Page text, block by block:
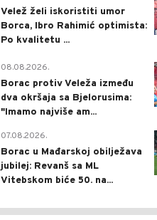
Velež želi iskoristiti umor
Borca, Ibro Rahimić optimista:
Po kvalitetu ...
08.08.2026.
Borac protiv Veleža između
dva okršaja sa Bjelorusima:
"Imamo najviše am...
07.08.2026.
Borac u Mađarskoj obilježava
jubilej: Revanš sa ML
Vitebskom biće 50. na...